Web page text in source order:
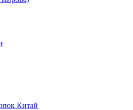
Китай